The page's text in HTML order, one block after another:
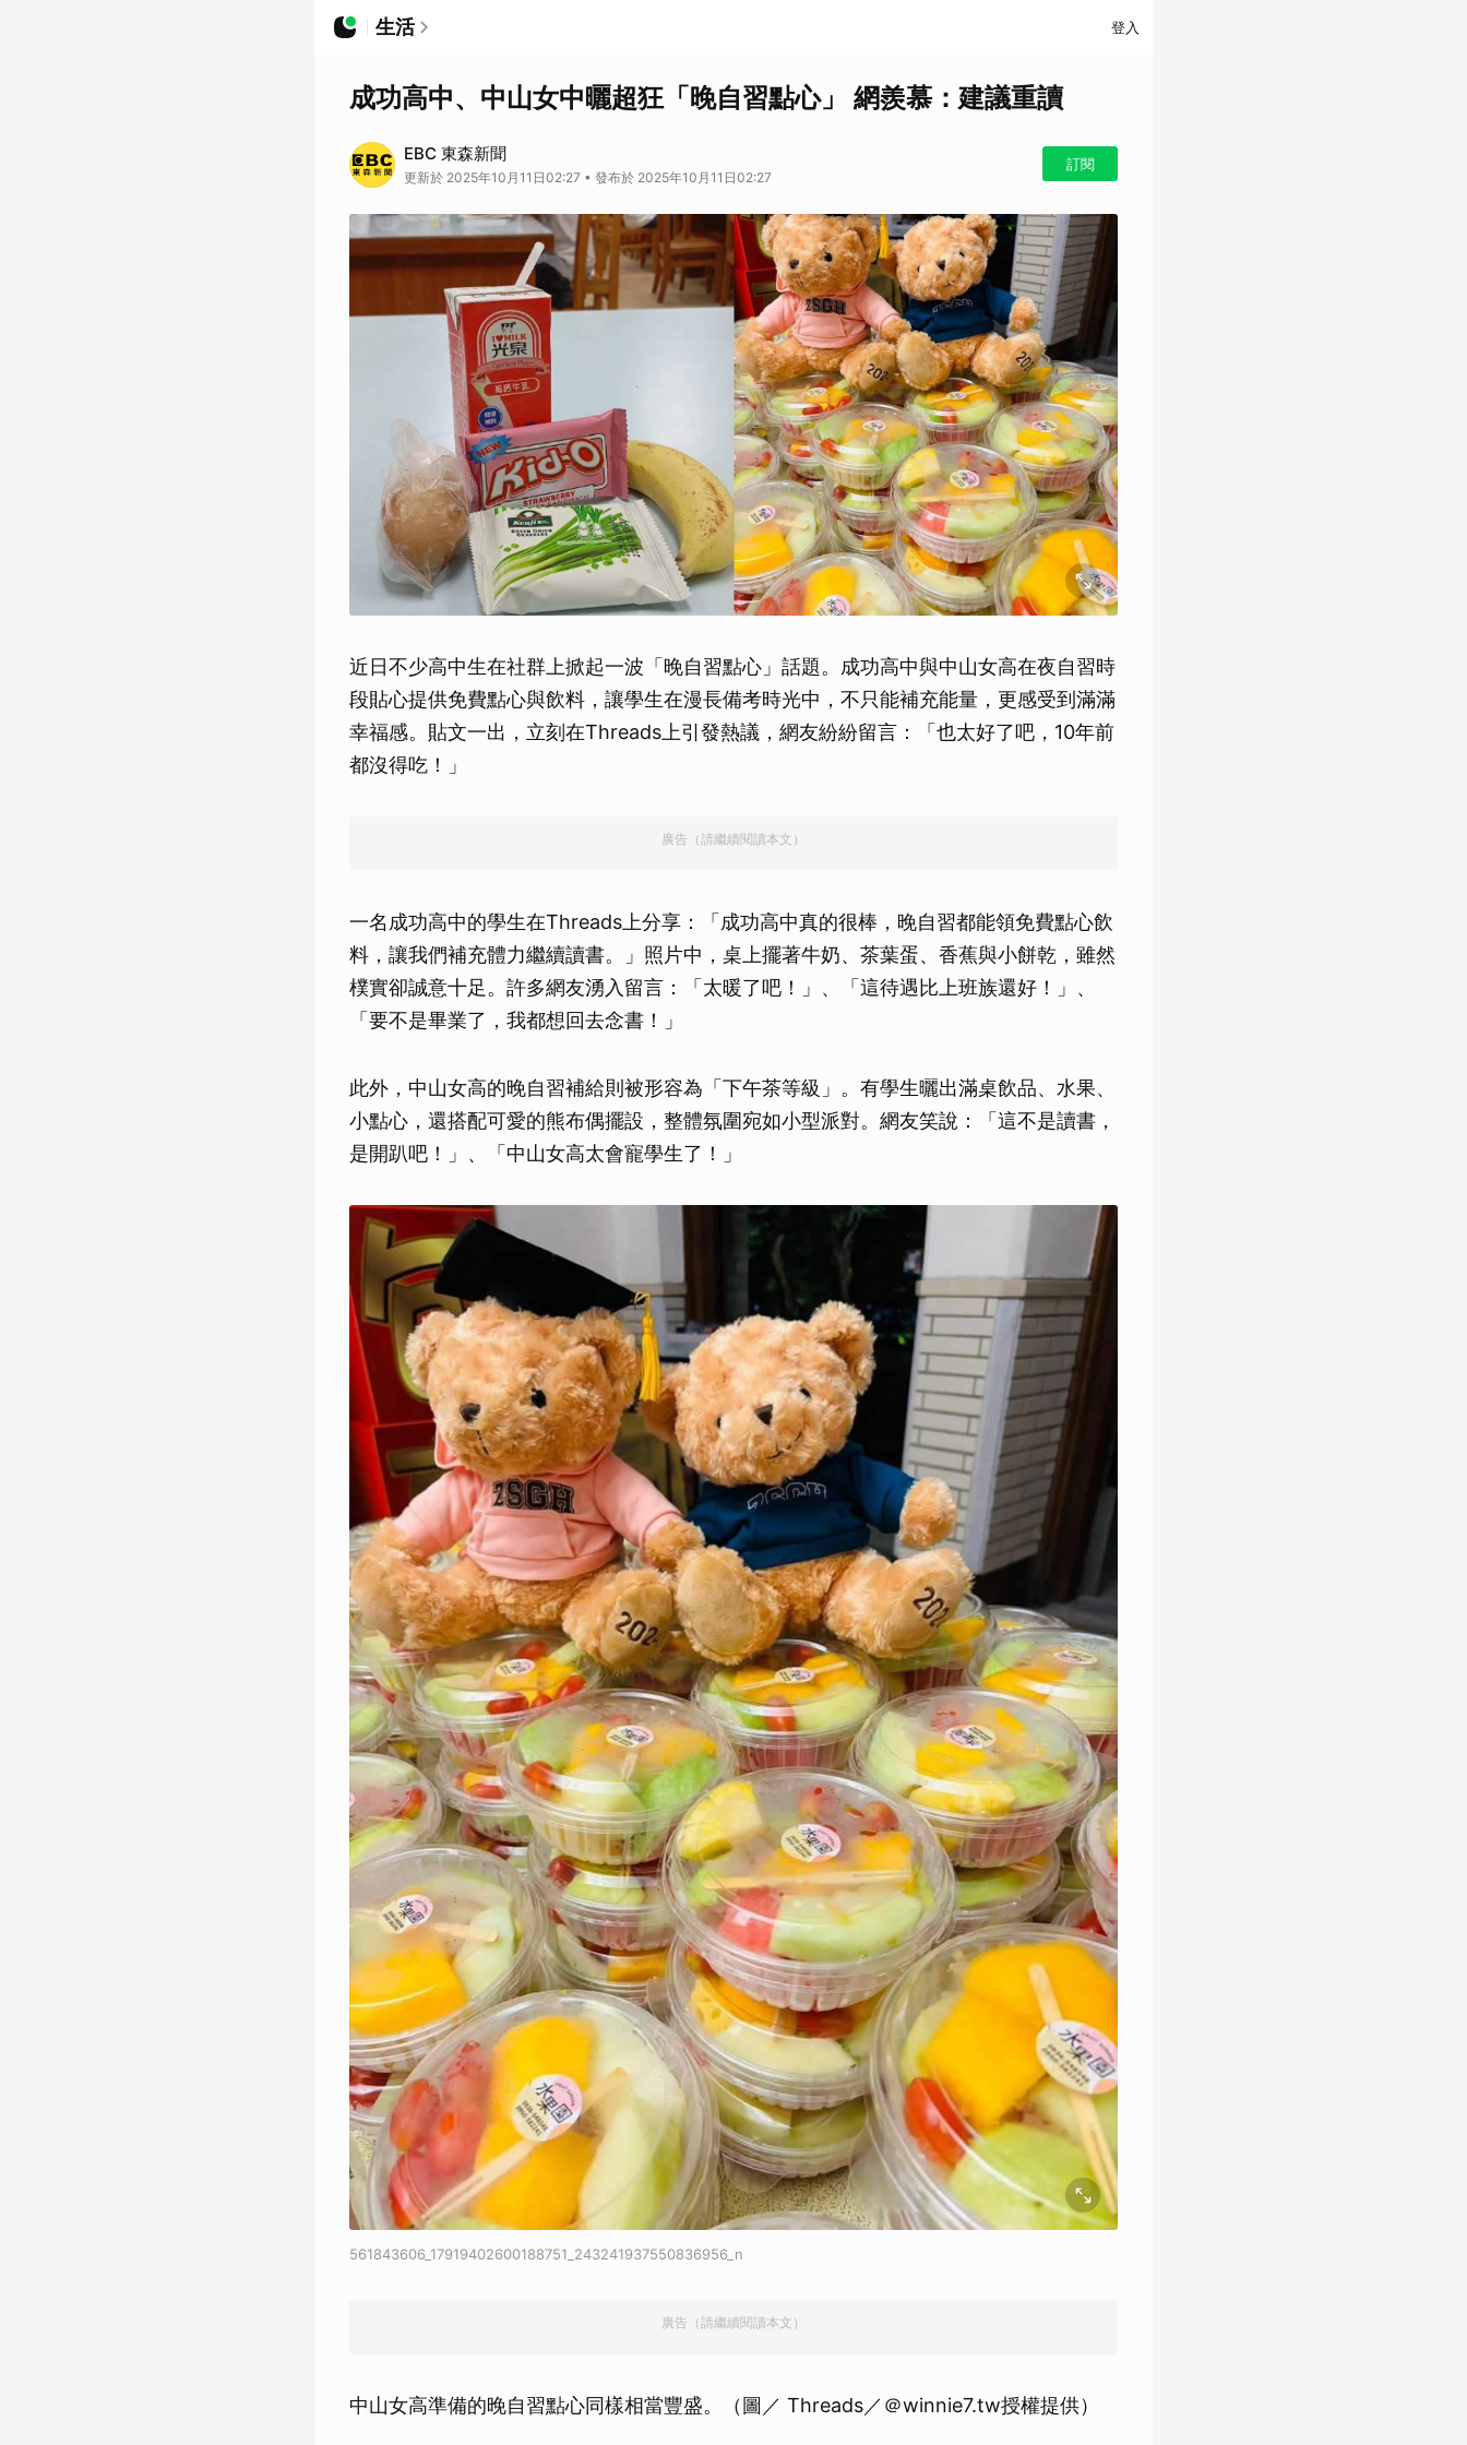
生活 登入
成功高中、中山女中曬超狂「晚自習點心」 網羨慕：建議重讀
EBC 東森新聞
更新於 2025年10月11日02:27 • 發布於 2025年10月11日02:27
訂閱
近日不少高中生在社群上掀起一波「晚自習點心」話題。成功高中與中山女高在夜自習時
段貼心提供免費點心與飲料，讓學生在漫長備考時光中，不只能補充能量，更感受到滿滿
幸福感。貼文一出，立刻在Threads上引發熱議，網友紛紛留言：「也太好了吧，10年前
都沒得吃！」
廣告（請繼續閱讀本文）
一名成功高中的學生在Threads上分享：「成功高中真的很棒，晚自習都能領免費點心飲
料，讓我們補充體力繼續讀書。」照片中，桌上擺著牛奶、茶葉蛋、香蕉與小餅乾，雖然
樸實卻誠意十足。許多網友湧入留言：「太暖了吧！」、「這待遇比上班族還好！」、
「要不是畢業了，我都想回去念書！」
此外，中山女高的晚自習補給則被形容為「下午茶等級」。有學生曬出滿桌飲品、水果、
小點心，還搭配可愛的熊布偶擺設，整體氛圍宛如小型派對。網友笑說：「這不是讀書，
是開趴吧！」、「中山女高太會寵學生了！」
561843606_17919402600188751_243241937550836956_n
廣告（請繼續閱讀本文）
中山女高準備的晚自習點心同樣相當豐盛。（圖／ Threads／＠winnie7.tw授權提供）